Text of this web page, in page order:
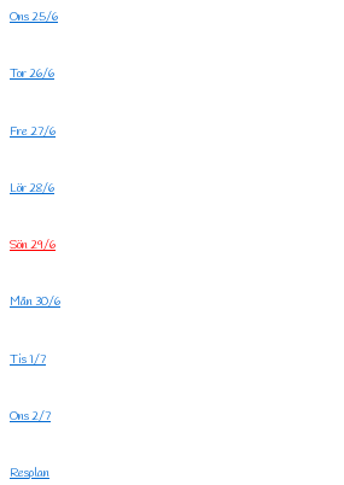
Ons 25/6
Tor 26/6
Fre 27/6
Lör 28/6
Sön 29/6
Mån 30/6
Tis 1/7
Ons 2/7
Resplan